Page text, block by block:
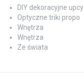
DIY dekoracyjne upcy
Optyczne triki propo
Wnętrza
Wnętrza
Ze świata